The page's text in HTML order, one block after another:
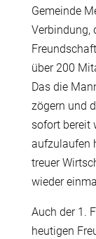
Gemeinde
Verbindung,
über 200
Das die
zögern und
sofort bereit
aufzulaufen
treuer
wieder
Auch der 1.
heutigen